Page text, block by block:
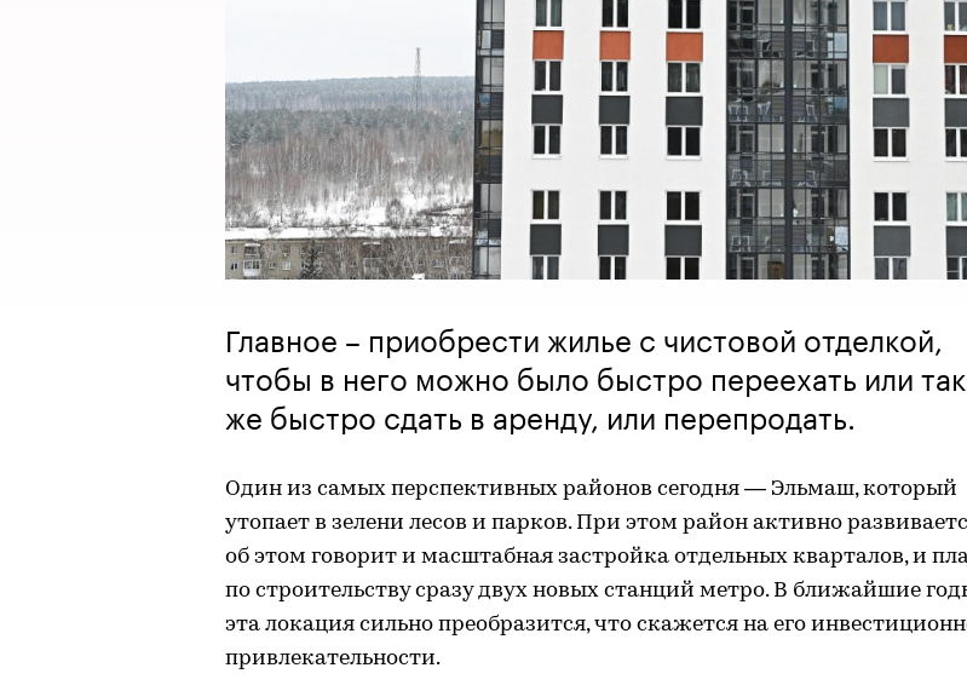
Главное – приобрести жилье с чистовой отделкой,
чтобы в него можно было быстро переехать или так
же быстро сдать в аренду, или перепродать.
Один из самых перспективных районов сегодня — Эльмаш, который
утопает в зелени лесов и парков. При этом район активно
об этом говорит и масштабная застройка отдельных кварталов, и
по строительству сразу двух новых станций метро. В ближайшие
эта локация сильно преобразится, что скажется на его
привлекательности.